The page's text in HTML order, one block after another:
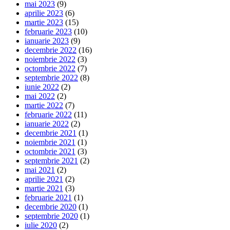
mai 2023 (9)
aprilie 2023 (6)
martie 2023 (15)
februarie 2023 (10)
ianuarie 2023 (9)
decembrie 2022 (16)
noiembrie 2022 (3)
octombrie 2022 (7)
septembrie 2022 (8)
iunie 2022 (2)
mai 2022 (2)
martie 2022 (7)
februarie 2022 (11)
ianuarie 2022 (2)
decembrie 2021 (1)
noiembrie 2021 (1)
octombrie 2021 (3)
septembrie 2021 (2)
mai 2021 (2)
aprilie 2021 (2)
martie 2021 (3)
februarie 2021 (1)
decembrie 2020 (1)
septembrie 2020 (1)
iulie 2020 (2)